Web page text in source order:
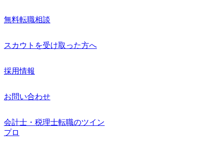
無料転職相談
スカウトを受け取った方へ
採用情報
お問い合わせ
会計士・税理士転職のツイン
プロ